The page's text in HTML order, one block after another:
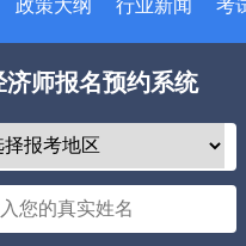
政策大纲 行业新闻 考
济师报名预约系统